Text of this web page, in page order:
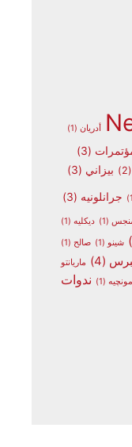
أدريان(1)
(3)
(2) بيزاني (3)
جرانلونيه (3)
(1) ديكليه(1)
شينو (1) صالح (1)
(4)
ماريانتو
مونچيه(1)
ندوات